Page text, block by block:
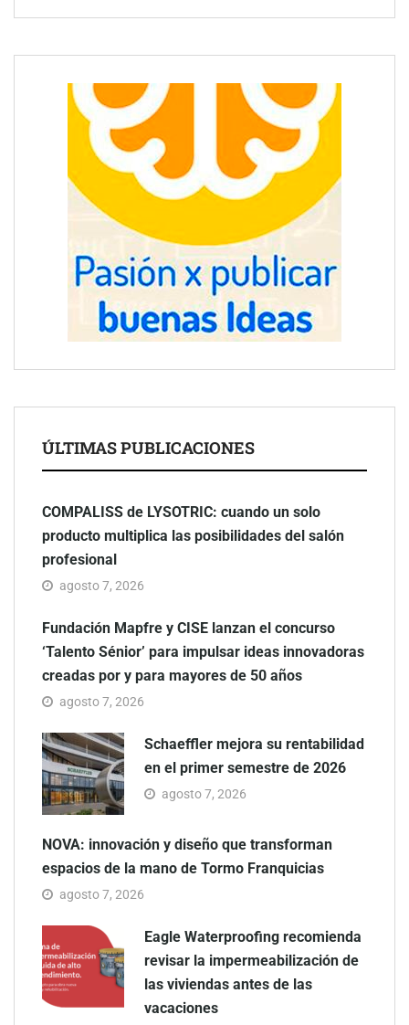
ÚLTIMAS PUBLICACIONES
COMPALISS de LYSOTRIC: cuando un solo
producto multiplica las posibilidades del salón
profesional
agosto 7, 2026
Fundación Mapfre y CISE lanzan el concurso
‘Talento Sénior’ para impulsar ideas innovadoras
creadas por y para mayores de 50 años
agosto 7, 2026
Schaeffler mejora su rentabilidad
en el primer semestre de 2026
agosto 7, 2026
NOVA: innovación y diseño que transforman
espacios de la mano de Tormo Franquicias
agosto 7, 2026
Eagle Waterproofing recomienda
revisar la impermeabilización de
las viviendas antes de las
vacaciones